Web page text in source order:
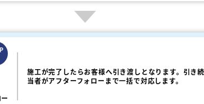
施工が完了したらお客様へ引き渡しとなります。引き
当者がアフターフォローまで一括で対応します。